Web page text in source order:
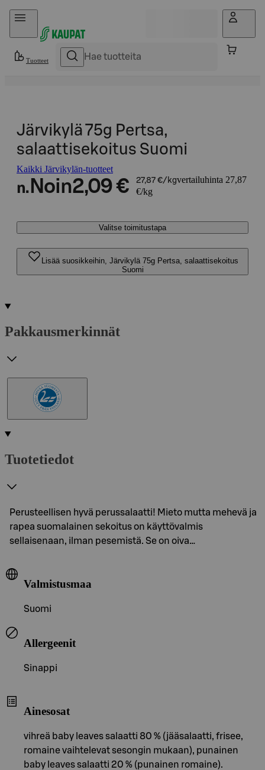
Hyppää sisältöön
Tuotteet
Järvikylä 75g Pertsa,
salaattisekoitus Suomi
Kaikki Järvikylän-tuotteet
n. Noin2,09 € 27,87 €/kgvertailuhinta 27,87
€/kg
Valitse toimitustapa
Lisää suosikkeihin, Järvikylä 75g Pertsa, salaattisekoitus
Suomi
Pakkausmerkinnät
Tuotetiedot
Perusteellisen hyvä perussalaatti! Mieto mutta mehevä ja
rapea suomalainen sekoitus on käyttövalmis
sellaisenaan, ilman pesemistä. Se on oiva…
Valmistusmaa
Suomi
Allergeenit
Sinappi
Ainesosat
vihreä baby leaves salaatti 80 % (jääsalaatti, frisee,
romaine vaihtelevat sesongin mukaan), punainen
baby leaves salaatti 20 % (punainen romaine).